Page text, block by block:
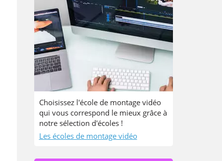
Choisissez l'école de montage vidéo
qui vous correspond le mieux grâce à
notre sélection d'écoles !
Les écoles de montage vidéo